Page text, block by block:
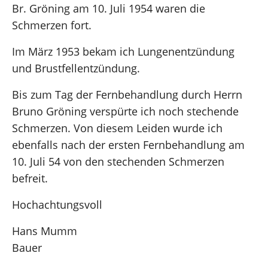
Br. Gröning am 10. Juli 1954 waren die
Schmerzen fort.
Im März 1953 bekam ich Lungenentzündung
und Brustfellentzündung.
Bis zum Tag der Fernbehandlung durch Herrn
Bruno Gröning verspürte ich noch stechende
Schmerzen. Von diesem Leiden wurde ich
ebenfalls nach der ersten Fernbehandlung am
10. Juli 54 von den stechenden Schmerzen
befreit.
Hochachtungsvoll
Hans Mumm
Bauer